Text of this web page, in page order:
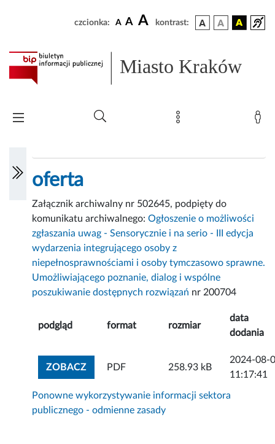
czcionka: A A A kontrast:
Miasto Kraków
oferta
Załącznik archiwalny nr 502645, podpięty do
komunikatu archiwalnego:Ogłoszenie o możliwości
zgłaszania uwag - Sensorycznie i na serio - III edycja
wydarzenia integrującego osoby z
niepełnosprawnościami i osoby tymczasowo sprawne.
Umożliwiającego poznanie, dialog i wspólne
poszukiwanie dostępnych rozwiązań nr 200704
podgląd format rozmiar
data
dodania
ZOBACZZOBACZ ZAŁĄCZNIK
PDF 258.93 kB
2024-08-
11:17:41
Ponowne wykorzystywanie informacji sektora
publicznego - odmienne zasady